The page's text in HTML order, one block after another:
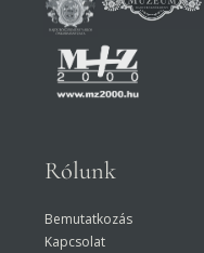
Rólunk
Bemutatkozás
Kapcsolat